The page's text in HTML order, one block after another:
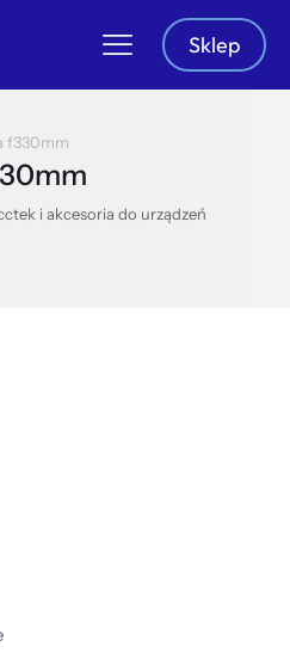
Sklep
f330mm
i akcesoria do urządzeń